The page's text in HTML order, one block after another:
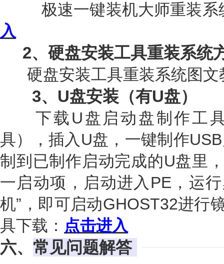
极速一键装机大师重装
入
2、硬盘安装工具重装系统
硬盘安装工具重装系统图
3、U盘安装（有U盘）
下载U盘启动盘制作工
具），插入U盘，一键制作
制到已制作启动完成的U盘里
一启动项，启动进入PE，运
机”，即可启动GHOST32进行
具下载： 点击进入
六、 常见问题解答